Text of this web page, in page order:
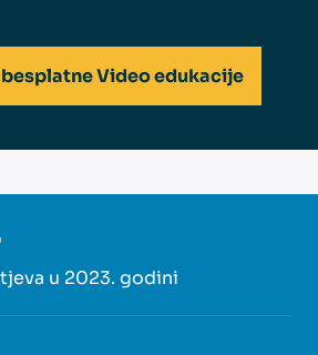
Video edukacije
u 2023. godini